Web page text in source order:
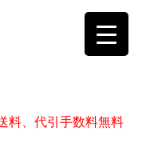
料、代引手数料無料